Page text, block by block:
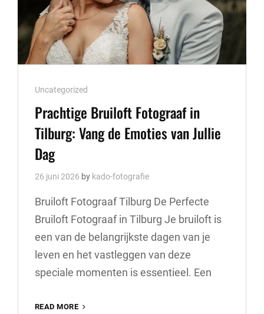
Cat
Links
Uncategorized
Prachtige Bruiloft Fotograaf in
Tilburg: Vang de Emoties van Jullie
Dag
26 juni 2026 by kado-fotografie
Bruiloft Fotograaf Tilburg De Perfecte
Bruiloft Fotograaf in Tilburg Je bruiloft is
een van de belangrijkste dagen van je
leven en het vastleggen van deze
speciale momenten is essentieel. Een
READ MORE